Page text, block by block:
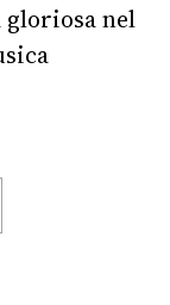
gloriosa nel